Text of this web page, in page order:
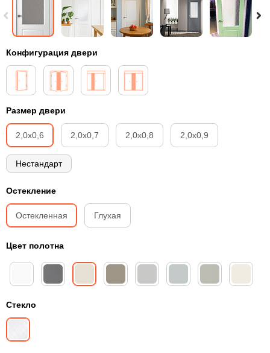
Конфигурация двери
Размер двери
2,0х0,6 2,0х0,7 2,0х0,8 2,0х0,9
Нестандарт
Остекление
Остекленная Глухая
Цвет полотна
Стекло